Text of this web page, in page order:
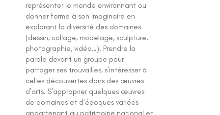
représenter le monde environnant ou
donner forme à son imaginaire en
explorant la diversité des domaines
(dessin, collage, modelage, sculpture,
photographie, vidéo…). Prendre la
parole devant un groupe pour
partager ses trouvailles, s’intéresser à
celles découvertes dans des œuvres
d’arts. S’approprier quelques œuvres
de domaines et d’époques variées
appartenant au patrimoine national et